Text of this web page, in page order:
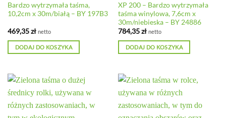
Bardzo wytrzymała taśma,
10,2cm x 30m/białą – BY 197B3
469,35zł netto
DODAJ DO KOSZYKA
XP 200 – Bardzo wytrzymała
taśma winylowa, 7,6cm x
30m/niebieska – BY 24886
784,35zł netto
DODAJ DO KOSZYKA